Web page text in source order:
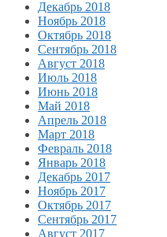
Декабрь 2018
Ноябрь 2018
Октябрь 2018
Сентябрь 2018
Август 2018
Июль 2018
Июнь 2018
Май 2018
Апрель 2018
Март 2018
Февраль 2018
Январь 2018
Декабрь 2017
Ноябрь 2017
Октябрь 2017
Сентябрь 2017
Август 2017